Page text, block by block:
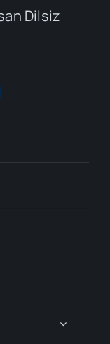
Dilsiz